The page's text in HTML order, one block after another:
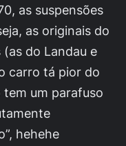
as suspensões
as originais do
do Landau e
carro tá pior do
um parafuso
hehehe